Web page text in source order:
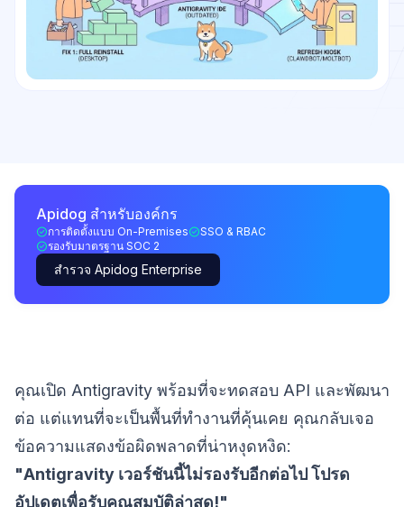
Apidog สำหรับองค์กร
การติดตั้งแบบ On-Premises
SSO & RBAC
รองรับมาตรฐาน SOC 2
สำรวจ Apidog Enterprise
คุณเปิด Antigravity พร้อมที่จะทดสอบ API และพัฒนา
ต่อ แต่แทนที่จะเป็นพื้นที่ทำงานที่คุ้นเคย คุณกลับเจอ
ข้อความแสดงข้อผิดพลาดที่น่าหงุดหงิด:
"Antigravity เวอร์ชันนี้ไม่รองรับอีกต่อไป โปรด
อัปเดตเพื่อรับคุณสมบัติล่าสุด!"